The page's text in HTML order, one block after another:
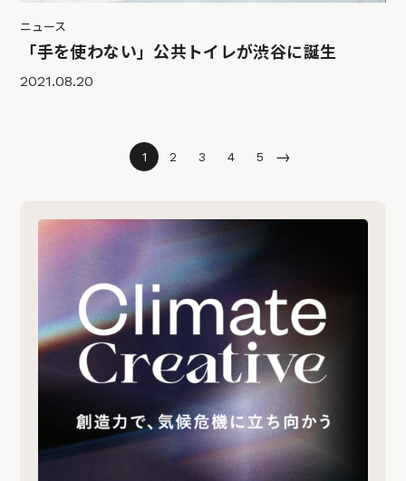
ニュース
「手を使わない」公共トイレが渋谷に誕生
2021.08.20
1 2 3 4 5 →